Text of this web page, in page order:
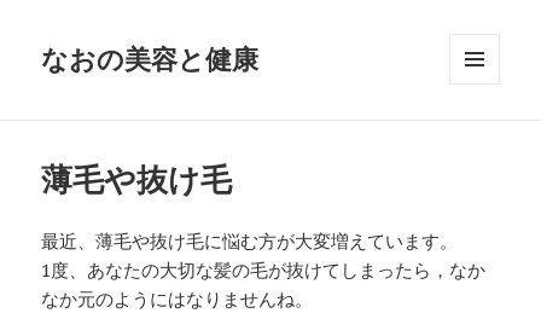
なおの美容と健康
薄毛や抜け毛
最近、薄毛や抜け毛に悩む方が大変増えています。
1度、あなたの大切な髪の毛が抜けてしまったら，なか
なか元のようにはなりませんね。